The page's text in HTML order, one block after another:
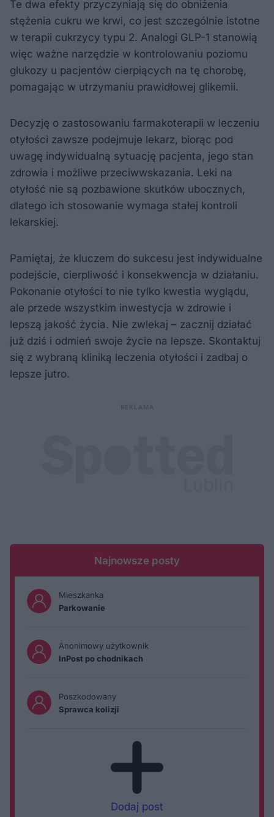
Te dwa efekty przyczyniają się do obniżenia
stężenia cukru we krwi, co jest szczególnie istotne
w terapii cukrzycy typu 2. Analogi GLP-1 stanowią
więc ważne narzędzie w kontrolowaniu poziomu
glukozy u pacjentów cierpiących na tę chorobę,
pomagając w utrzymaniu prawidłowej glikemii.
Decyzję o zastosowaniu farmakoterapii w leczeniu
otyłości zawsze podejmuje lekarz, biorąc pod
uwagę indywidualną sytuację pacjenta, jego stan
zdrowia i możliwe przeciwwskazania. Leki na
otyłość nie są pozbawione skutków ubocznych,
dlatego ich stosowanie wymaga stałej kontroli
lekarskiej.
Pamiętaj, że kluczem do sukcesu jest indywidualne
podejście, cierpliwość i konsekwencja w działaniu.
Pokonanie otyłości to nie tylko kwestia wyglądu,
ale przede wszystkim inwestycja w zdrowie i
lepszą jakość życia. Nie zwlekaj – zacznij działać
już dziś i odmień swoje życie na lepsze. Skontaktuj
się z wybraną kliniką leczenia otyłości i zadbaj o
lepsze jutro.
Najnowsze posty
Mieszkanka
Parkowanie
Anonimowy użytkownik
InPost po chodnikach
Poszkodowany
Sprawca kolizji
Dodaj post